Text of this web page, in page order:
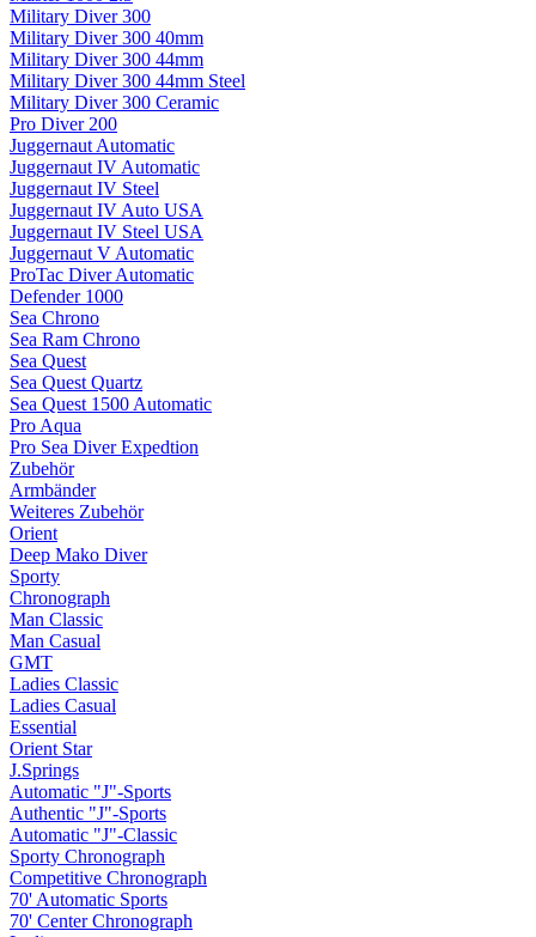
Military Diver 300
Military Diver 300 40mm
Military Diver 300 44mm
Military Diver 300 44mm Steel
Military Diver 300 Ceramic
Pro Diver 200
Juggernaut Automatic
Juggernaut IV Automatic
Juggernaut IV Steel
Juggernaut IV Auto USA
Juggernaut IV Steel USA
Juggernaut V Automatic
ProTac Diver Automatic
Defender 1000
Sea Chrono
Sea Ram Chrono
Sea Quest
Sea Quest Quartz
Sea Quest 1500 Automatic
Pro Aqua
Pro Sea Diver Expedtion
Zubehör
Armbänder
Weiteres Zubehör
Orient
Deep Mako Diver
Sporty
Chronograph
Man Classic
Man Casual
GMT
Ladies Classic
Ladies Casual
Essential
Orient Star
J.Springs
Automatic "J"-Sports
Authentic "J"-Sports
Automatic "J"-Classic
Sporty Chronograph
Competitive Chronograph
70' Automatic Sports
70' Center Chronograph